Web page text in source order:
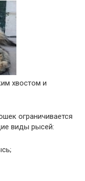
хвостом и
ограничивается
виды рысей: